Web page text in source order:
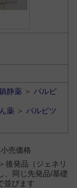
静薬 ＞ バルビ
薬 ＞ バルビツ
売価格
後発品（ジェネリ
、同じ先発品/基礎
並びます